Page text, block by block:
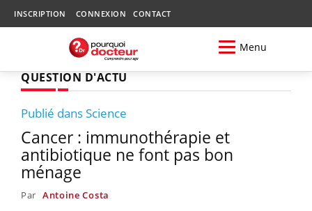
INSCRIPTION CONNEXION CONTACT
Menu
QUESTION D'ACTU
Publié dans Science
Cancer : immunothérapie et
antibiotique ne font pas bon
ménage
Par Antoine Costa